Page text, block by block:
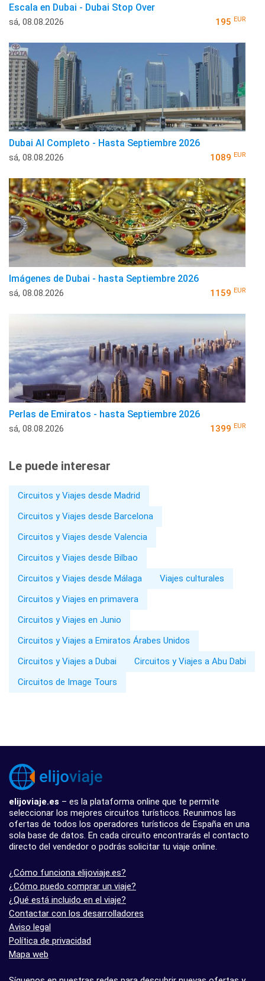
Escala en Dubai - Dubai Stop Over
sá, 08.08.2026 195 EUR
Dubai Al Completo - Hasta Septiembre 2026
sá, 08.08.2026 1089 EUR
Imágenes de Dubai - hasta Septiembre 2026
sá, 08.08.2026 1159 EUR
Perlas de Emiratos - hasta Septiembre 2026
sá, 08.08.2026 1399 EUR
Le puede interesar
Circuitos y Viajes desde Madrid
Circuitos y Viajes desde Barcelona
Circuitos y Viajes desde Valencia
Circuitos y Viajes desde Bilbao
Circuitos y Viajes desde Málaga
Viajes culturales
Circuitos y Viajes en primavera
Circuitos y Viajes en Junio
Circuitos y Viajes a Emiratos Árabes Unidos
Circuitos y Viajes a Dubai
Circuitos y Viajes a Abu Dabi
Circuitos de Image Tours
elijoviaje.es – es la plataforma online que te permite
seleccionar los mejores circuitos turísticos. Reunimos las
ofertas de todos los operadores turísticos de España en una
sola base de datos. En cada circuito encontrarás el contacto
directo del vendedor o podrás solicitar tu viaje online.
¿Cómo funciona elijoviaje.es?
¿Cómo puedo comprar un viaje?
¿Qué está incluido en el viaje?
Contactar con los desarrolladores
Aviso legal
Política de privacidad
Mapa web